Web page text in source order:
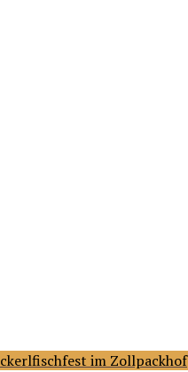
im Zollpackhof